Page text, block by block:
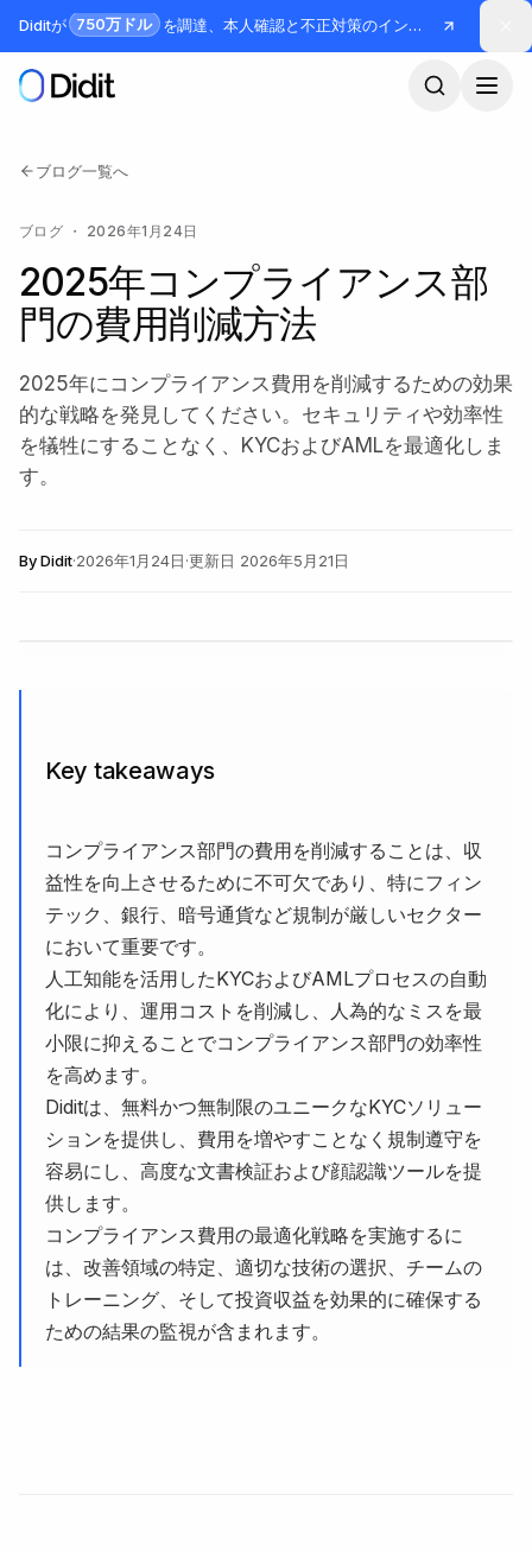
メインコンテンツへスキップ
Diditが 750万ドル を調達、本人確認と不正対策のインフラを構築
ブログ一覧へ
ブログ ・ 2026年1月24日
2025年コンプライアンス部
門の費用削減方法
2025年にコンプライアンス費用を削減するための効果
的な戦略を発見してください。セキュリティや効率性
を犠牲にすることなく、KYCおよびAMLを最適化しま
す。
ByDidit·2026年1月24日·更新日 2026年5月21日
Key takeaways
コンプライアンス部門の費用を削減することは、収
益性を向上させるために不可欠であり、特にフィン
テック、銀行、暗号通貨など規制が厳しいセクター
において重要です。
人工知能を活用したKYCおよびAMLプロセスの自動
化により、運用コストを削減し、人為的なミスを最
小限に抑えることでコンプライアンス部門の効率性
を高めます。
Diditは、無料かつ無制限のユニークなKYCソリュー
ションを提供し、費用を増やすことなく規制遵守を
容易にし、高度な文書検証および顔認識ツールを提
供します。
コンプライアンス費用の最適化戦略を実施するに
は、改善領域の特定、適切な技術の選択、チームの
トレーニング、そして投資収益を効果的に確保する
ための結果の監視が含まれます。